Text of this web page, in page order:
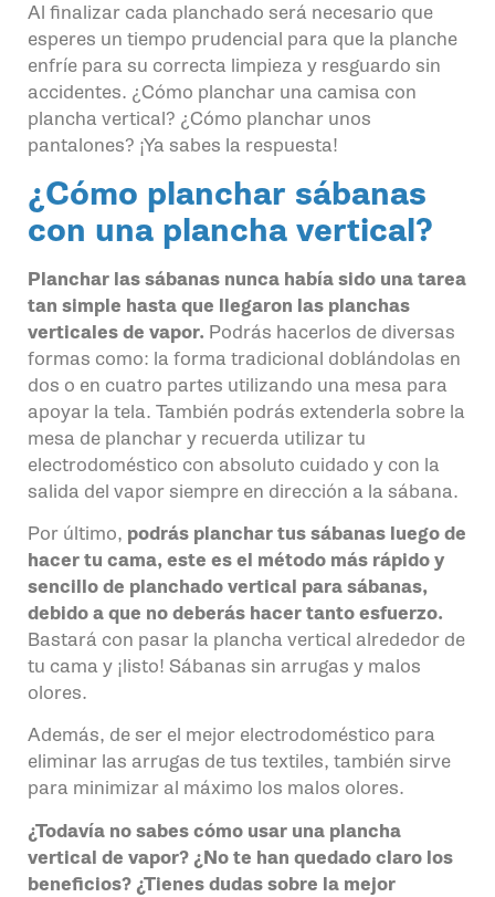
Al finalizar cada planchado será necesario que
esperes un tiempo prudencial para que la planche
enfríe para su correcta limpieza y resguardo sin
accidentes. ¿Cómo planchar una camisa con
plancha vertical? ¿Cómo planchar unos
pantalones? ¡Ya sabes la respuesta!
¿Cómo planchar sábanas
con una plancha vertical?
Planchar las sábanas nunca había sido una tarea
tan simple hasta que llegaron las planchas
verticales de vapor. Podrás hacerlos de diversas
formas como: la forma tradicional doblándolas en
dos o en cuatro partes utilizando una mesa para
apoyar la tela. También podrás extenderla sobre la
mesa de planchar y recuerda utilizar tu
electrodoméstico con absoluto cuidado y con la
salida del vapor siempre en dirección a la sábana.
Por último, podrás planchar tus sábanas luego de
hacer tu cama, este es el método más rápido y
sencillo de planchado vertical para sábanas,
debido a que no deberás hacer tanto esfuerzo.
Bastará con pasar la plancha vertical alrededor de
tu cama y ¡listo! Sábanas sin arrugas y malos
olores.
Además, de ser el mejor electrodoméstico para
eliminar las arrugas de tus textiles, también sirve
para minimizar al máximo los malos olores.
¿Todavía no sabes cómo usar una plancha
vertical de vapor? ¿No te han quedado claro los
beneficios? ¿Tienes dudas sobre la mejor